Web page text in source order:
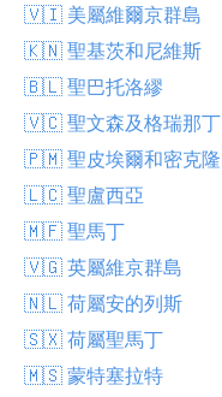
🇻🇮 美屬維爾京群島
🇰🇳 聖基茨和尼維斯
🇧🇱 聖巴托洛繆
🇻🇨 聖文森及格瑞那丁
🇵🇲 聖皮埃爾和密克隆
🇱🇨 聖盧西亞
🇲🇫 聖馬丁
🇻🇬 英屬維京群島
🇳🇱 荷屬安的列斯
🇸🇽 荷屬聖馬丁
🇲🇸 蒙特塞拉特